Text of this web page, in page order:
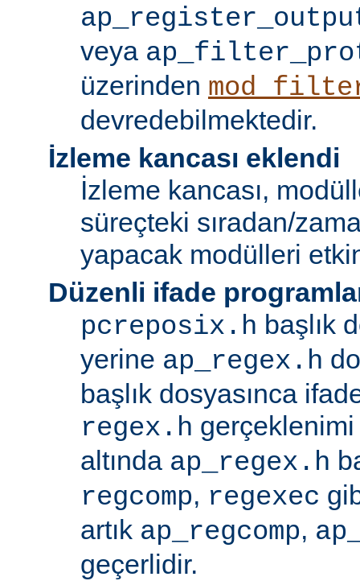
veya
üzerinden
devredebilmektedir.
İzleme kancası eklendi
İzleme kancası,
süreçteki sıradan/
yapacak modülleri
Düzenli ifade
pcreposix.h başlık
yerine ap_regex.h
başlık dosyasınca
regex.h
altında ap_regex.h
regcomp, regexec
artık ap_regcomp,
geçerlidir.